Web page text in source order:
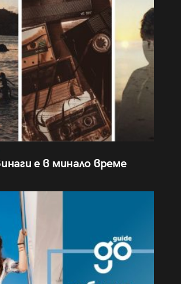
е в минало време